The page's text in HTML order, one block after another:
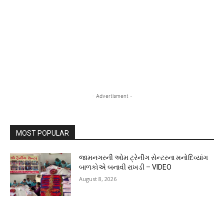
- Advertisment -
MOST POPULAR
જામનગરની ઓમ ટ્રેનીંગ સેન્ટરના મનોદિવ્યાંગ
બાળકોએ બનાવી રાખડી – VIDEO
August 8, 2026